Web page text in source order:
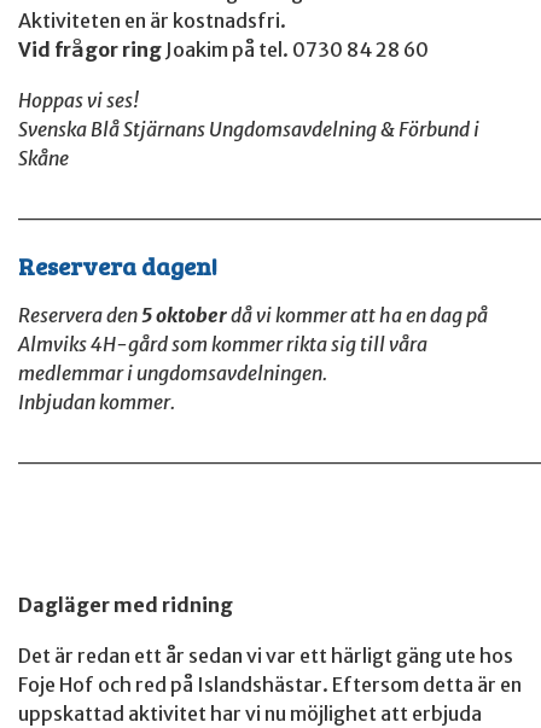
Aktiviteten en är kostnadsfri.
Vid frågor ring Joakim på tel. 0730 84 28 60
Hoppas vi ses!
Svenska Blå Stjärnans Ungdomsavdelning & Förbund i
Skåne
Reservera dagen!
Reservera den 5 oktoberdå vi kommer att ha en dag på
Almviks 4H-gård som kommer rikta sig till våra
medlemmar i ungdomsavdelningen.
Inbjudan kommer.
Dagläger med ridning
Det är redan ett år sedan vi var ett härligt gäng ute hos
Foje Hof och red på Islandshästar. Eftersom detta är en
uppskattad aktivitet har vi nu möjlighet att erbjuda